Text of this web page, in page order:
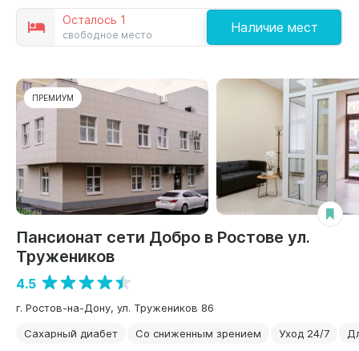
Осталось 1
свободное место Наличие мест
ПРЕМИУМ
Пансионат сети Добро в Ростове ул.
Тружеников
4.5
г. Ростов-на-Дону, ул. Тружеников 86
Сахарный диабет
Со сниженным зрением Уход 24/7